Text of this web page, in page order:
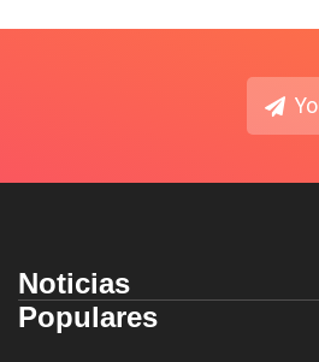
Noticias
Populares